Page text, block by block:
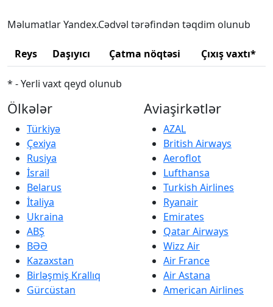
Məlumatlar Yandex.Cədvəl tərəfindən təqdim olunub
Reys Daşıyıcı Çatma nöqtəsi Çıxış vaxtı*
* - Yerli vaxt qeyd olunub
Ölkələr
Türkiyə
Çexiya
Rusiya
İsrail
Belarus
İtaliya
Ukraina
ABŞ
BƏƏ
Kazaxstan
Birləşmiş Krallıq
Gürcüstan
Aviaşirkətlər
AZAL
British Airways
Aeroflot
Lufthansa
Turkish Airlines
Ryanair
Emirates
Qatar Airways
Wizz Air
Air France
Air Astana
American Airlines